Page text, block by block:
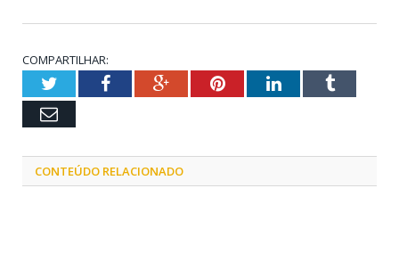
COMPARTILHAR:
TwitterFacebookGoogle+PinterestLinkedInTumblr
Email
CONTEÚDO RELACIONADO